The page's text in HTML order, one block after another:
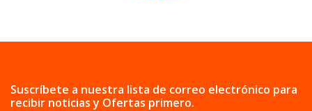
Suscríbete a nuestra lista de correo electrónico para
recibir noticias y Ofertas primero.